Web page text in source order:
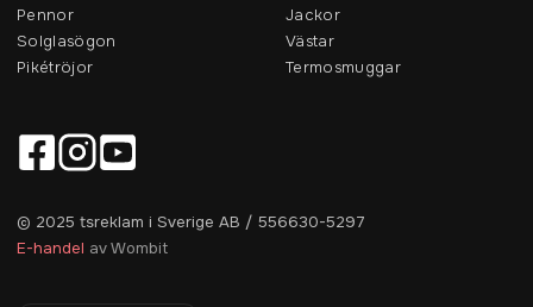
Pennor
Solglasögon
Pikétröjor
Jackor
Västar
Termosmuggar
© 2025 tsreklam i Sverige AB / 556630-5297
E-handel av Wombit